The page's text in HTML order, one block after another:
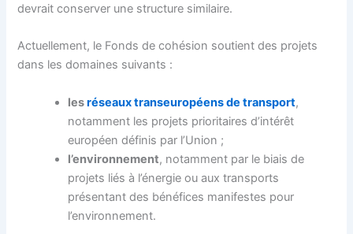
devrait conserver une structure similaire.
Actuellement, le Fonds de cohésion soutient des projets
dans les domaines suivants :
lesréseaux transeuropéens de transport,
notamment les projets prioritaires d’intérêt
européen définis par l’Union ;
l’environnement, notamment par le biais de
projets liés à l’énergie ou aux transports
présentant des bénéfices manifestes pour
l’environnement.